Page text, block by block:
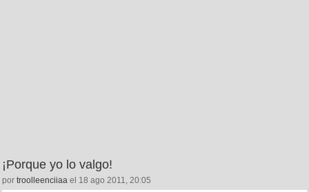
¡Porque yo lo valgo!
por troolleenciiaa el 18 ago 2011, 20:05